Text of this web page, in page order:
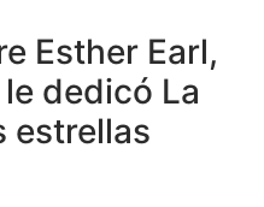
Esther Earl,
dedicó La
estrellas